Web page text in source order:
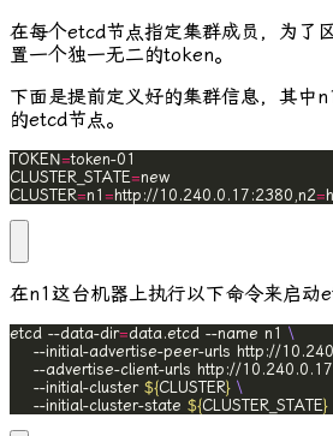
在每个etcd节点指定集群成员，为了
置一个独一无二的token。
下面是提前定义好的集群信息，其中
的etcd节点。
TOKEN=
CLUSTER_STATE=
CLUSTER=n1 =http://10.240.0.17:2380,n2=
在n1 这台机器上执行以下命令来启动
etcd --data-dir=data.etcd --name n1
--initial-advertise-peer-urls http://
--advertise-client-urls http://
	--initial-cluster
${CLUSTER}
	--initial-cluster-state
${CLUSTER_STATE}